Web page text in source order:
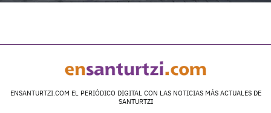
ENSANTURTZI.COM EL PERIÓDICO DIGITAL CON LAS NOTICIAS MÁS ACTUALES DE
SANTURTZI